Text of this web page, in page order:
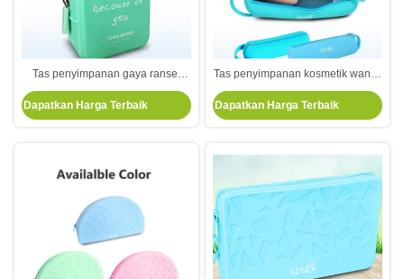
Tas penyimpanan gaya ransel
mini silikon nol dompet yang lucu
dan modis Tas silikon lembut
Dapatkan Harga Terbaik
Tas penyimpanan kosmetik wanita
silikon melingkar kecil Tas
penyimpanan berbentuk tabung
pena
Dapatkan Harga Terbaik